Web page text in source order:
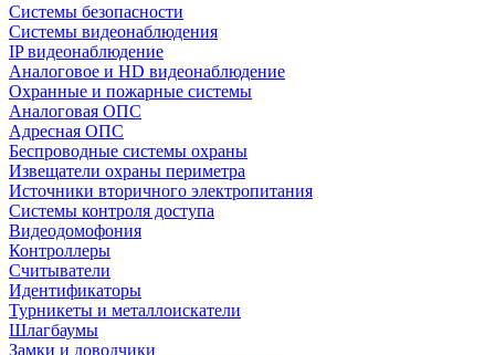
Системы безопасности
Системы видеонаблюдения
IP видеонаблюдение
Аналоговое и HD видеонаблюдение
Охранные и пожарные системы
Аналоговая ОПС
Адресная ОПС
Беспроводные системы охраны
Извещатели охраны периметра
Источники вторичного электропитания
Системы контроля доступа
Видеодомофония
Контроллеры
Считыватели
Идентификаторы
Турникеты и металлоискатели
Шлагбаумы
Замки и доводчики